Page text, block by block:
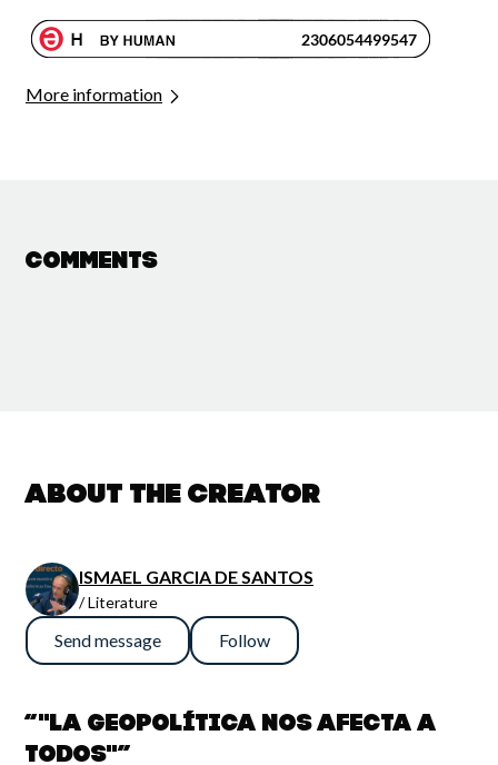
More information
Comments
About the creator
ISMAEL GARCIA DE SANTOS
/ Literature
Send message Follow
“"La geopolítica nos afecta a
todos"”